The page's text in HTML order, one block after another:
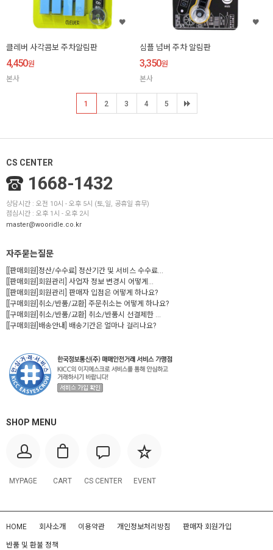
클레버 사각콤보 주차알림판
4,450원
본사
심플 넘버 주차 알림판
3,350원
본사
1 2 3 4 5
CS CENTER
1668-1432
상담시간 : 오전 10시 - 오후 5시 (토,일, 공휴일 휴무)
점심시간 : 오후 1시 - 오후 2시
master@wooridle.co.kr
자주묻는질문
[[판매회원]정산/수수료] 정산기간 및 서비스 수수료...
[[판매회원]회원관리] 사업자 정보 변경시 어떻게...
[[판매회원]회원관리] 판매자 입점은 어떻게 하나요?
[[구매회원]취소/반품/교환] 주문취소는 어떻게 하나요?
[[구매회원]취소/반품/교환] 취소/반품시 선결제한 ...
[[구매회원]배송안내] 배송기간은 얼마나 걸리나요?
SHOP MENU
MYPAGE CART CS CENTER EVENT
HOME 회사소개 이용약관 개인정보처리방침 판매자 회원가입
반품 및 환불 정책